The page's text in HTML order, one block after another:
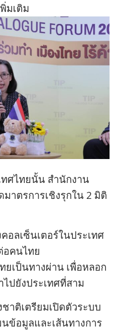
มเติม
ศไทยนั้น สำนักงาน
าตรการเชิงรุกใน 2 มิติ
อลเซ็นเตอร์ในประเทศ
อคนไทย
ยเป็นทางผ่าน เพื่อหลอก
ไปยังประเทศที่สาม
าติเตรียมเปิดตัวระบบ
นข้อมูลและเส้นทางการ